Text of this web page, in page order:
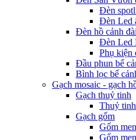
Đèn
Đèn Led
Đèn hồ cảnh
Đèn Led
Phụ kiện
Đầu phun bể
Bình lọc bể
Gạch mosaic - gạch
Gạch thuỷ tinh
Thuỷ
Gạch gốm
Gốm
Gốm